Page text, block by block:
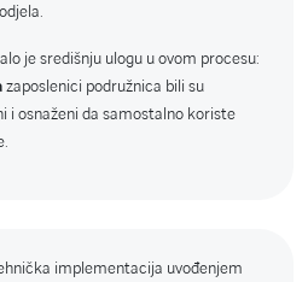
je središnju ulogu u ovom procesu:
zaposlenici podružnica bili su
i osnaženi da samostalno koriste
implementacija uvođenjem